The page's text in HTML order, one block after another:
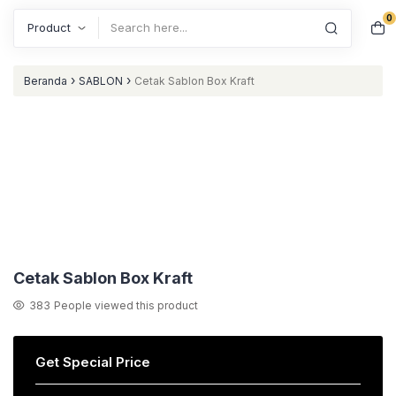
0
Beranda › SABLON › Cetak Sablon Box Kraft
Cetak Sablon Box Kraft
383 People viewed this product
Get Special Price